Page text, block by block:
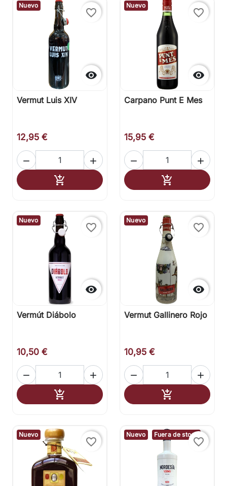
Nuevo

favorite_border
Vermut Luis XIV
12,95 €
 
 Añadir al carrito
Nuevo

favorite_border
Carpano Punt E Mes
15,95 €
 
 Añadir al
Nuevo

favorite_border
Vermút Diábolo
10,50 €
 
 Añadir al carrito
Nuevo

favorite_border
Vermut Gallinero Rojo
10,95 €
 
 Añadir al
Nuevo
favorite_border
Nuevo Fuera de stock
favorite_border